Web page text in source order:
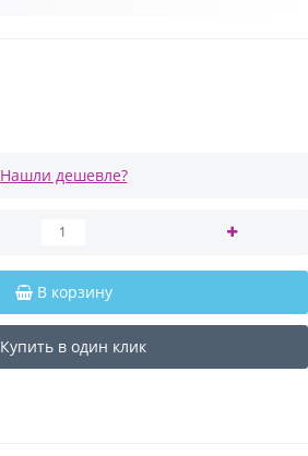
Нашли дешевле?
В корзину
Купить в один клик